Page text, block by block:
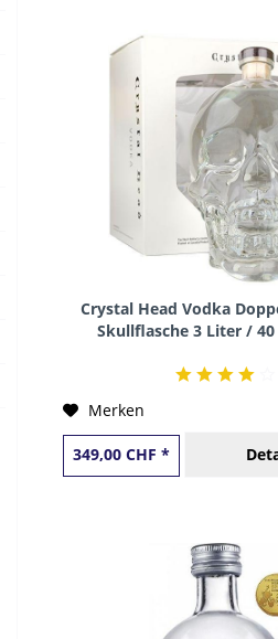
Crystal Head Vodka
Skullflasche 3 Liter / 40
Merken
349,00 CHF *